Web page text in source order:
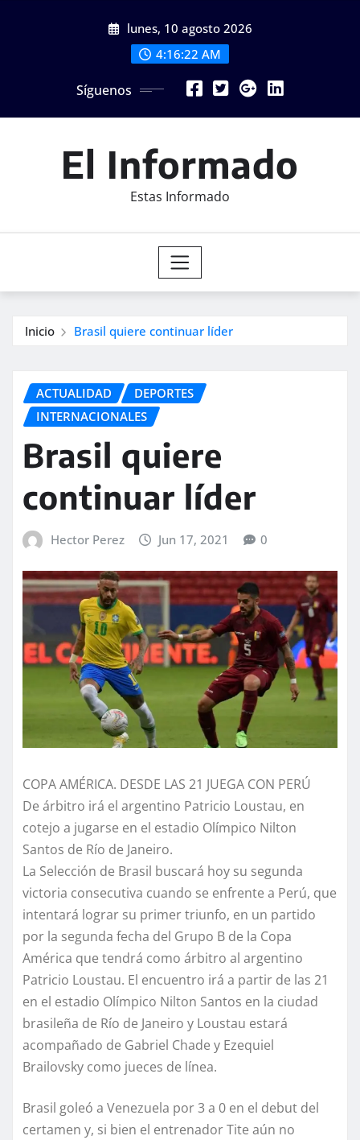
lunes, 10 agosto 2026
4:16:24 AM
Síguenos
El Informado
Estas Informado
Inicio Brasil quiere continuar líder
ACTUALIDAD
DEPORTES
INTERNACIONALES
Brasil quiere
continuar líder
Hector Perez Jun 17, 2021 0
COPA AMÉRICA. DESDE LAS 21 JUEGA CON PERÚ
De árbitro irá el argentino Patricio Loustau, en
cotejo a jugarse en el estadio Olímpico Nilton
Santos de Río de Janeiro.
La Selección de Brasil buscará hoy su segunda
victoria consecutiva cuando se enfrente a Perú, que
intentará lograr su primer triunfo, en un partido
por la segunda fecha del Grupo B de la Copa
América que tendrá como árbitro al argentino
Patricio Loustau. El encuentro irá a partir de las 21
en el estadio Olímpico Nilton Santos en la ciudad
brasileña de Río de Janeiro y Loustau estará
acompañado de Gabriel Chade y Ezequiel
Brailovsky como jueces de línea.
Brasil goleó a Venezuela por 3 a 0 en el debut del
certamen y, si bien el entrenador Tite aún no